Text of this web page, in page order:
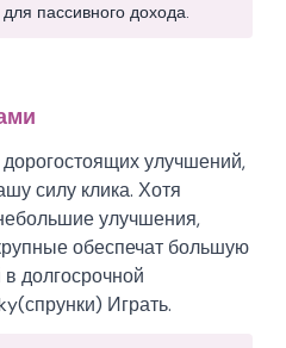
пассивного дохода.
улучшений,
силу клика. Хотя
улучшения,
обеспечат большую
долгосрочной
Играть.